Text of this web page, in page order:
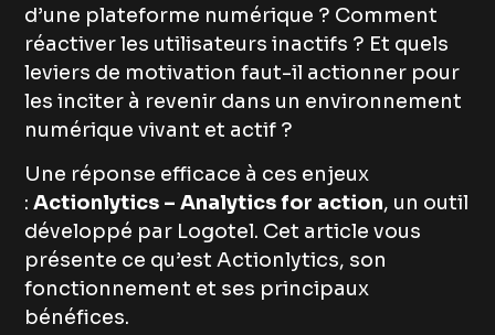
d’une plateforme numérique ? Comment
réactiver les utilisateurs inactifs ? Et quels
leviers de motivation faut-il actionner pour
les inciter à revenir dans un environnement
numérique vivant et actif ?
Une réponse efficace à ces enjeux
:Actionlytics – Analytics for action, un outil
développé par Logotel. Cet article vous
présente ce qu’est Actionlytics, son
fonctionnement et ses principaux
bénéfices.